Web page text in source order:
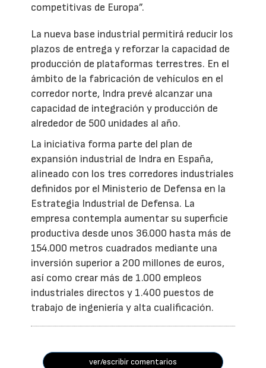
competitivas de Europa”.
La nueva base industrial permitirá reducir los
plazos de entrega y reforzar la capacidad de
producción de plataformas terrestres. En el
ámbito de la fabricación de vehículos en el
corredor norte, Indra prevé alcanzar una
capacidad de integración y producción de
alrededor de 500 unidades al año.
La iniciativa forma parte del plan de
expansión industrial de Indra en España,
alineado con los tres corredores industriales
definidos por el Ministerio de Defensa en la
Estrategia Industrial de Defensa. La
empresa contempla aumentar su superficie
productiva desde unos 36.000 hasta más de
154.000 metros cuadrados mediante una
inversión superior a 200 millones de euros,
así como crear más de 1.000 empleos
industriales directos y 1.400 puestos de
trabajo de ingeniería y alta cualificación.
ver/escribir comentarios